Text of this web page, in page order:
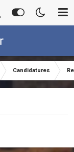
Candidatures